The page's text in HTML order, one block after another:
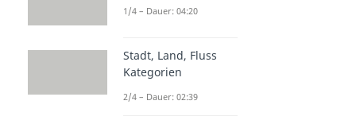
1/4 – Dauer: 04:20
Stadt, Land, Fluss
Kategorien
2/4 – Dauer: 02:39